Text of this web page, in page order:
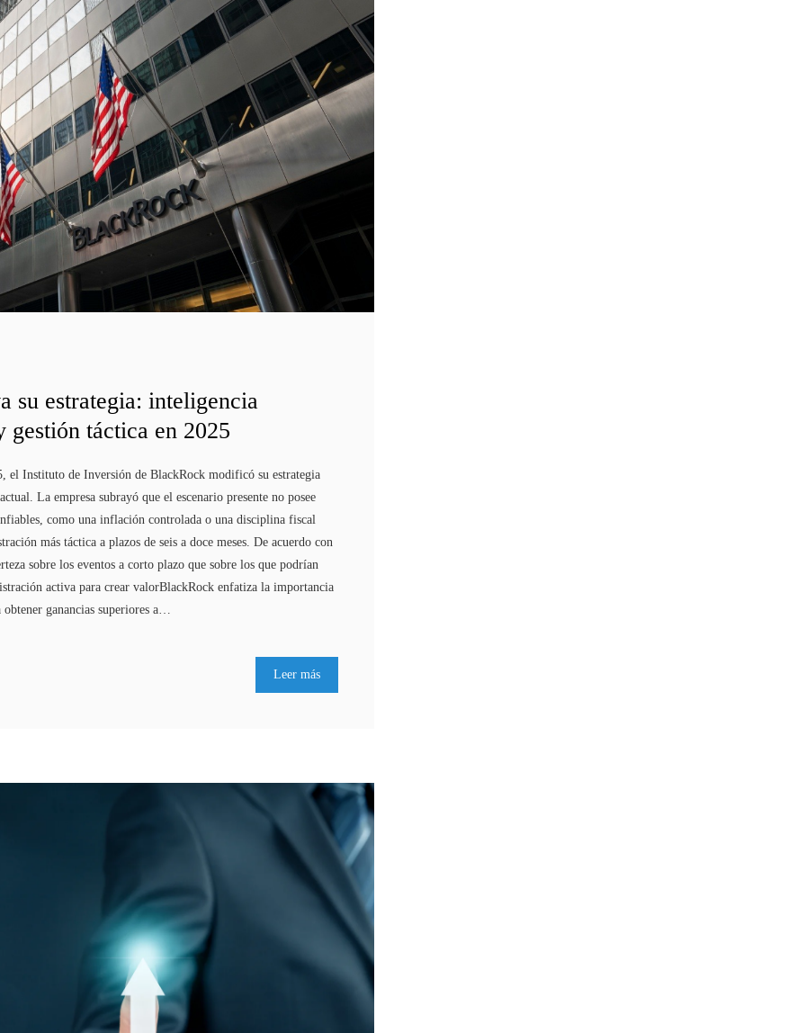
su estrategia: inteligencia
táctica en 2025
el Instituto de Inversión de BlackRock modificó su estrategia
La empresa subrayó que el escenario presente no posee
como una inflación controlada o una disciplina fiscal
más táctica a plazos de seis a doce meses. De acuerdo con
sobre los eventos a corto plazo que sobre los que podrían
activa para crear valorBlackRock enfatiza la importancia
ganancias superiores a…
Leer más